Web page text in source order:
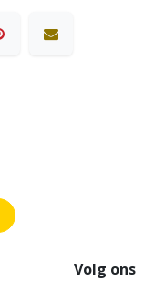
Volg ons